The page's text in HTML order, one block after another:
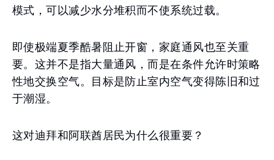
模式，可以减少水分堆积而不使系统过载。
即使极端夏季酷暑阻止开窗，家庭通风也至关重
要。这并不是指大量通风，而是在条件允许时策略
性地交换空气。目标是防止室内空气变得陈旧和过
于潮湿。
这对迪拜和阿联酋居民为什么很重要？